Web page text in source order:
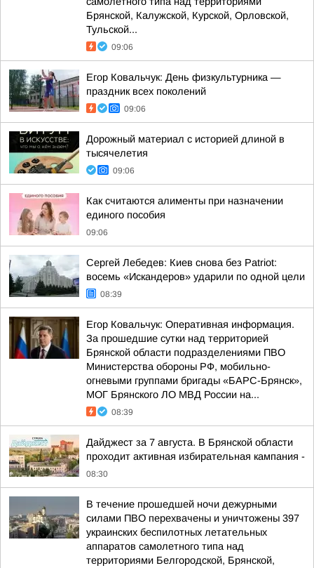
Брянской, Калужской, Курской, Орловской,
Тульской...
09:06
Егор Ковальчук: День физкультурника —
праздник всех поколений
09:06
Дорожный материал с историей длиной в
тысячелетия
09:06
Как считаются алименты при назначении
единого пособия
09:06
Сергей Лебедев: Киев снова без Patriot:
восемь «Искандеров» ударили по одной цели
08:39
Егор Ковальчук: Оперативная информация.
За прошедшие сутки над территорией
Брянской области подразделениями ПВО
Министерства обороны РФ, мобильно-
огневыми группами бригады «БАРС-Брянск»,
МОГ Брянского ЛО МВД России на...
08:39
Дайджест за 7 августа. В Брянской области
проходит активная избирательная кампания -
08:30
В течение прошедшей ночи дежурными
силами ПВО перехвачены и уничтожены 397
украинских беспилотных летательных
аппаратов самолетного типа над
территориями Белгородской, Брянской,